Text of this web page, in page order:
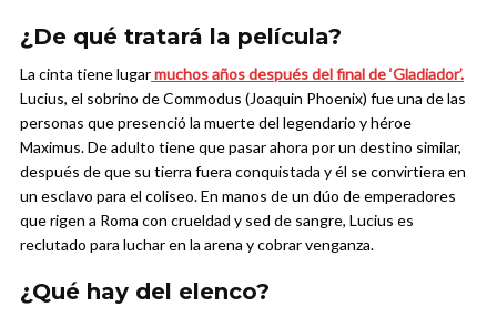
¿De qué tratará la película?
La cinta tiene lugarmuchos años después del final de ‘Gladiador’.
Lucius, el sobrino de Commodus (Joaquin Phoenix) fue una de las
personas que presenció la muerte del legendario y héroe
Maximus. De adulto tiene que pasar ahora por un destino similar,
después de que su tierra fuera conquistada y él se convirtiera en
un esclavo para el coliseo. En manos de un dúo de emperadores
que rigen a Roma con crueldad y sed de sangre, Lucius es
reclutado para luchar en la arena y cobrar venganza.
¿Qué hay del elenco?